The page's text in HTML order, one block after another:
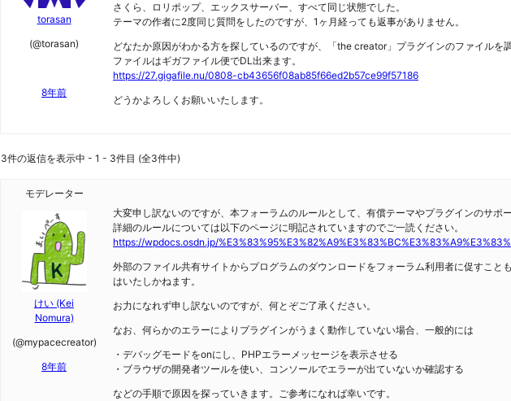
torasan
(@torasan)
8年前
さくら、ロリポップ、エックスサーバー、すべて同じ状態でした。
テーマの作者に2度同じ質問をしたのですが、1ヶ月経っても返事がありません。
どなたか原因がわかる方を探しているのですが、「the creator」プラグインのファイルを
ファイルはギガファイル便でDL出来ます。
https://27.gigafile.nu/0808-cb43656f08ab85f66ed2b57ce99f57186
どうかよろしくお願いいたします。
3件の返信を表示中 - 1 - 3件目 (全3件中)
モデレーター
けい (Kei
Nomura)
(@mypacecreator)
8年前
大変申し訳ないのですが、本フォーラムのルールとして、有償テーマやプラグインのサポ
詳細のルールについては以下のページに明記されていますのでご一読ください。
https://wpdocs.osdn.jp/
外部のファイル共有サイトからプログラムのダウンロードをフォーラム利用者に促すこ
はいたしかねます。
お力になれず申し訳ないのですが、何とぞご了承ください。
なお、何らかのエラーによりプラグインがうまく動作していない場合、一般的には
・デバッグモードをonにし、PHPエラーメッセージを表示させる
・ブラウザの開発者ツールを使い、コンソールでエラーが出ていないか確認する
などの手順で原因を探っていきます。ご参考になれば幸いです。